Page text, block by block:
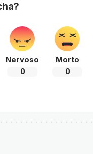
Nervoso
0
Morto
0